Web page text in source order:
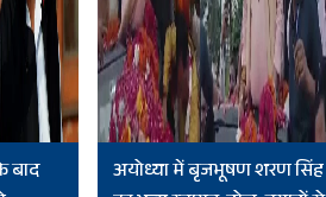
बाद
अयोध्या में बृजभूषण शरण सिंह